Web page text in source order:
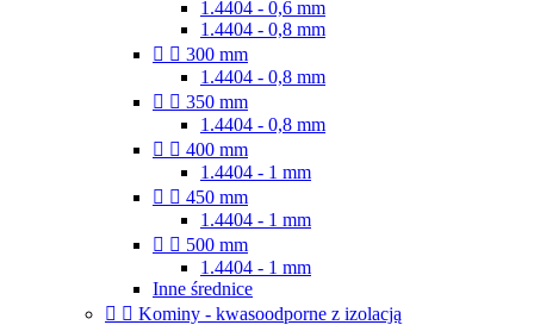
1.4404 - 0,6 mm
1.4404 - 0,8 mm
  300 mm
1.4404 - 0,8 mm
  350 mm
1.4404 - 0,8 mm
  400 mm
1.4404 - 1 mm
  450 mm
1.4404 - 1 mm
  500 mm
1.4404 - 1 mm
Inne średnice
  Kominy - kwasoodporne z izolacją